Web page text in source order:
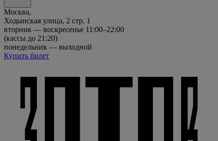
Москва,
Ходынская улица, 2 стр. 1
вторник — воскресенье 11:00–22:00
(кассы до 21:20)
понедельник — выходной
Купить билет